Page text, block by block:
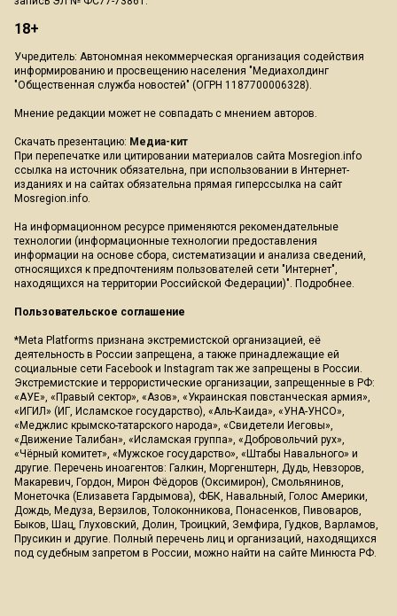
18+
Учредитель: Автономная некоммерческая организация содействия
информированию и просвещению населения "Медиахолдинг
"Общественная служба новостей" (ОГРН 1187700006328).
Мнение редакции может не совпадать с мнением авторов.
Скачать презентацию: Медиа-кит
При перепечатке или цитировании материалов сайта Mosregion.info
ссылка на источник обязательна, при использовании в Интернет-
изданиях и на сайтах обязательна прямая гиперссылка на сайт
Mosregion.info.
На информационном ресурсе применяются рекомендательные
технологии (информационные технологии предоставления
информации на основе сбора, систематизации и анализа сведений,
относящихся к предпочтениям пользователей сети "Интернет",
находящихся на территории Российской Федерации)". Подробнее.
Пользовательское соглашение
*Meta Platforms признана экстремистской организацией, её
деятельность в России запрещена, а также принадлежащие ей
социальные сети Facebook и Instagram так же запрещены в России.
Экстремистские и террористические организации, запрещенные в РФ:
«АУЕ», «Правый сектор», «Азов», «Украинская повстанческая армия»,
«ИГИЛ» (ИГ, Исламское государство), «Аль-Каида», «УНА-УНСО»,
«Меджлис крымско-татарского народа», «Свидетели Иеговы»,
«Движение Талибан», «Исламская группа», «Добровольчий рух»,
«Чёрный комитет», «Мужское государство», «Штабы Навального» и
другие. Перечень иноагентов: Галкин, Моргенштерн, Дудь, Невзоров,
Макаревич, Гордон, Мирон Фёдоров (Оксимирон), Смольянинов,
Монеточка (Елизавета Гардымова), ФБК, Навальный, Голос Америки,
Дождь, Медуза, Верзилов, Толоконникова, Понасенков, Пивоваров,
Быков, Шац, Глуховский, Долин, Троицкий, Земфира, Гудков, Варламов,
Прусикин и другие. Полный перечень лиц и организаций, находящихся
под судебным запретом в России, можно найти на сайте Минюста РФ.